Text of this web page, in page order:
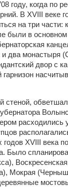
году, когда по
В XVIII веке
на три части:
были в
и два монастыря
двор с
гарнизон
стеной,
расходились
XVIII века
Было
Воскресенская
Мокрая